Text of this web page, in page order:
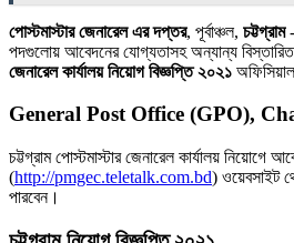
পোস্টমাস্টার জেনারেল এর দপ্তর, পূর্বাঞ্চল, চট্টগ্রাম-
পদগুলোয় আবেদনের যোগ্যতাসহ অন্যান্য
জেনারেল কার্যালয় নিয়োগ বিজ্ঞপ্তি ২০২১
General Post Office (GPO),
চট্টগ্রাম পোস্টমাস্টার জেনারেল কার্যালয় নিয়োগে
(http://pmgec.teletalk.com.bd) ওয়েবসাইট
পারবেন।